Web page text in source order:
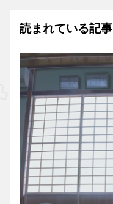
読まれている記事